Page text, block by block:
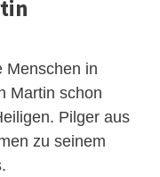
Menschen in
Martin schon
Pilger aus
zu seinem